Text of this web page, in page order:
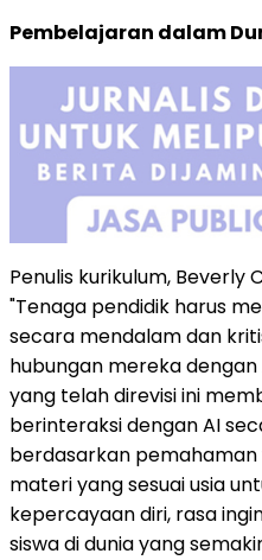
Pembelajaran dalam
Penulis kurikulum, Beverly
"Tenaga pendidik harus
secara mendalam dan
hubungan mereka
yang telah direvisi ini
berinteraksi dengan AI
berdasarkan
materi yang sesuai usia
kepercayaan diri, rasa
siswa di dunia yang